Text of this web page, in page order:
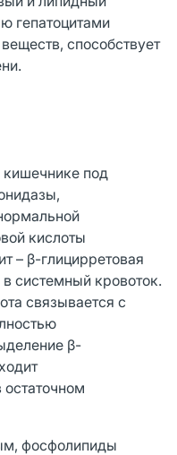
гепатоцитами
способствует
под
кислоты
– β-глицирретовая
системный кровоток.
связывается с
β-
фосфолипиды